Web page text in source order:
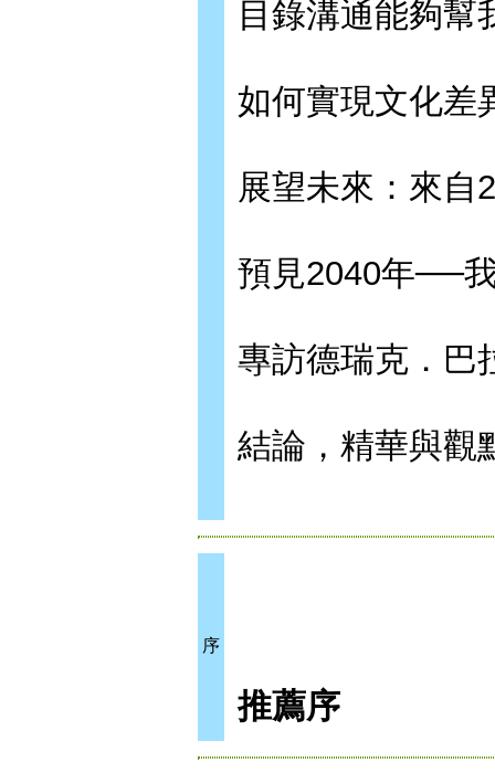
目錄溝通能夠幫
如何實現文化差
展望未來：來自
預見2040年──
專訪德瑞克．巴
結論，精華與觀
序
推薦序